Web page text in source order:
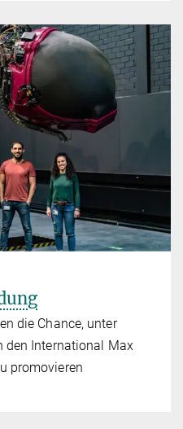
die Chance, unter
den International Max
promovieren